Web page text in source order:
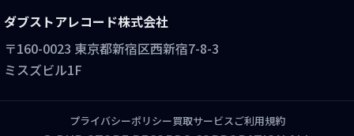
ダブストアレコード株式会社
〒160-0023 東京都新宿区西新宿7-8-3
ミスズビル1F
プライバシーポリシー買取サービスご利用規約